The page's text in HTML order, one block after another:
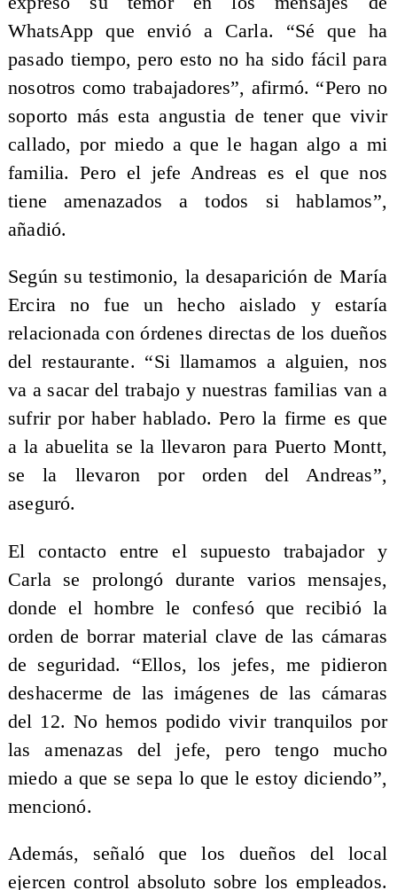
WhatsApp que envió a Carla. “Sé que ha
pasado tiempo, pero esto no ha sido fácil para
nosotros como trabajadores”, afirmó. “Pero no
soporto más esta angustia de tener que vivir
callado, por miedo a que le hagan algo a mi
familia. Pero el jefe Andreas es el que nos
tiene amenazados a todos si hablamos”,
añadió.
Según su testimonio, la desaparición de María
Ercira no fue un hecho aislado y estaría
relacionada con órdenes directas de los dueños
del restaurante. “Si llamamos a alguien, nos
va a sacar del trabajo y nuestras familias van a
sufrir por haber hablado. Pero la firme es que
a la abuelita se la llevaron para Puerto Montt,
se la llevaron por orden del Andreas”,
aseguró.
El contacto entre el supuesto trabajador y
Carla se prolongó durante varios mensajes,
donde el hombre le confesó que recibió la
orden de borrar material clave de las cámaras
de seguridad. “Ellos, los jefes, me pidieron
deshacerme de las imágenes de las cámaras
del 12. No hemos podido vivir tranquilos por
las amenazas del jefe, pero tengo mucho
miedo a que se sepa lo que le estoy diciendo”,
mencionó.
Además, señaló que los dueños del local
ejercen control absoluto sobre los empleados.